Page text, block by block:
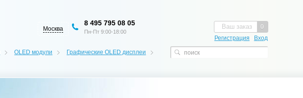
0
Ваш заказ
Регистрация Вход
Москва
8 495 795 08 05
Пн-Пт 9:00-18:00
OLED модули
Графические OLED дисплеи